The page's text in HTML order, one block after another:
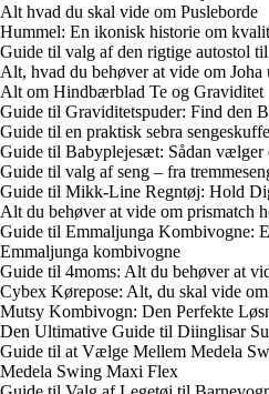
Alt hvad du skal vide om Pusleborde
Hummel: En ikonisk historie om
Guide til valg af den rigtige autostol
Alt, hvad du behøver at vide om Joha
Alt om Hindbærblad Te og Graviditet
Guide til Graviditetspuder: Find den
Guide til en praktisk sebra sengeskuffe
Guide til Babyplejesæt: Sådan vælger
Guide til valg af seng – fra
Guide til Mikk-Line Regntøj: Hold
Alt du behøver at vide om prismatch
Guide til Emmaljunga Kombivogne:
Emmaljunga kombivogne
Guide til 4moms: Alt du behøver at
Cybex Kørepose: Alt, du skal vide
Mutsy Kombivogn: Den Perfekte
Den Ultimative Guide til Diinglisar
Guide til at Vælge Mellem Medela
Medela Swing Maxi Flex